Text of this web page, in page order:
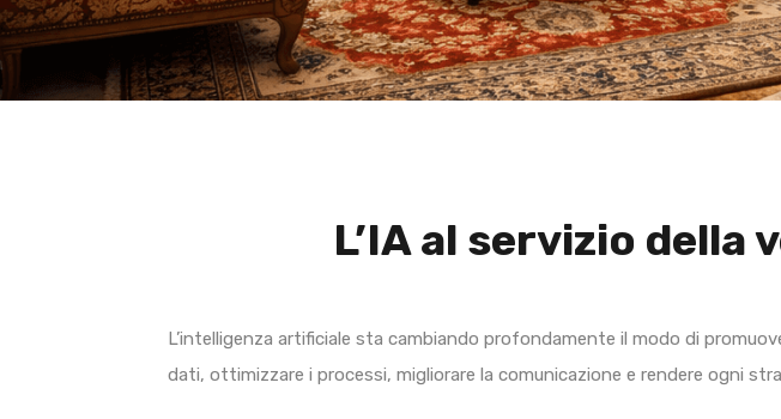
L’IA al servizio
L’intelligenza artificiale sta cambiando profondamente il modo di
dati, ottimizzare i processi, migliorare la comunicazione e rendere ogni